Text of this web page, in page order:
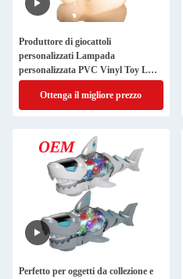
Produttore di giocattoli
personalizzati Lampada
personalizzata PVC Vinyl Toy LED
Light Up Toys
Ottenga il migliore prezzo
Perfetto per oggetti da collezione e